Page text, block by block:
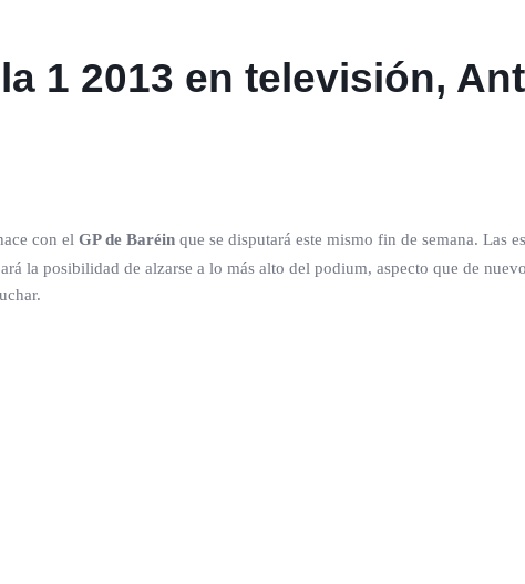
1 2013 en televisión,
con el GP de Baréin que se disputará este mismo fin de semana. Las
la posibilidad de alzarse a lo más alto del podium, aspecto que de